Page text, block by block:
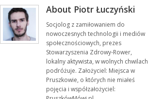
About Piotr Łuczyński
Socjolog z zamiłowaniem do
nowoczesnych technologii i mediów
społecznościowych, prezes
Stowarzyszenia Zdrowy-Rower,
lokalny aktywista, w wolnych chwilach
podróżuje. Założyciel: Miejsca w
Pruszkowie, o których nie miałeś
pojęcia i współzałożyciel: